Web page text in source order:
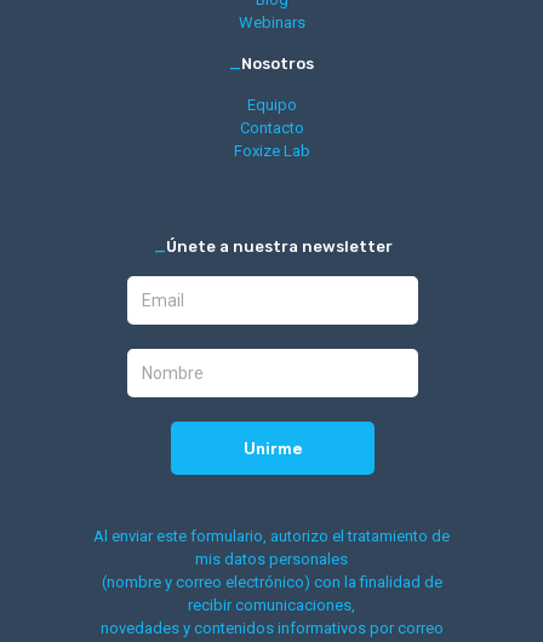
Webinars
_Nosotros
Equipo
Contacto
Foxize Lab
_Únete a nuestra newsletter
Al enviar este formulario, autorizo el tratamiento de
mis datos personales
(nombre y correo electrónico) con la finalidad de
recibir comunicaciones,
novedades y contenidos informativos por correo